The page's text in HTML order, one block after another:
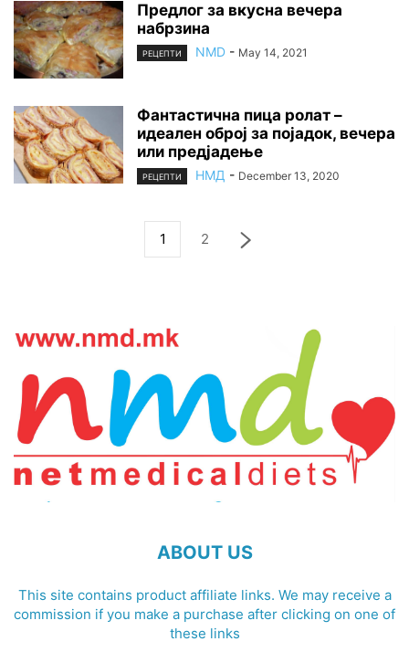
Предлог за вкусна вечера
набрзина
РЕЦЕПТИ NMD - May 14, 2021
Фантастична пица ролат –
идеален оброј за појадок, вечера
или предјадење
РЕЦЕПТИ НМД - December 13, 2020
1 2
ABOUT US
This site contains product affiliate links. We may receive a
commission if you make a purchase after clicking on one of
these links